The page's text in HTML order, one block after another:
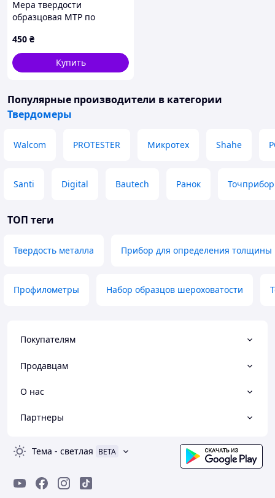
Мера твердости
образцовая МТР по
HRВ-96.2 нова радянські
450 ₴
Купить
Популярные производители в категории
Твердомеры
Walcom PROTESTER Микротех Shahe
Santi Digital Bautech Ранок Точприбор
ТОП теги
Твердость металла Прибор для определения толщины
Профилометры Набор образцов шероховатости
Покупателям
Продавцам
О нас
Партнеры
Тема - светлая BETA